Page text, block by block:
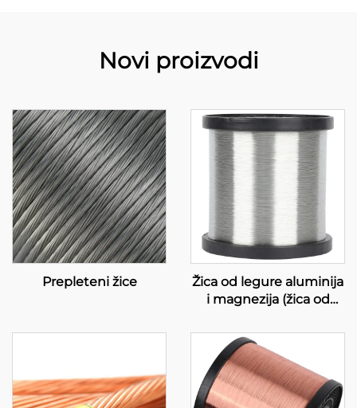
Novi proizvodi
Prepleteni žice
Žica od legure aluminija
i magnezija (žica od